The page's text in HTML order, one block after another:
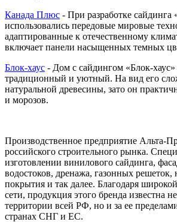
Канада Плюс - При разработке
использовались передовые мировые
адаптированные к отечественному
включает панели насыщенных темных
Блок-хаус - Дом с сайдингом «Блок-
традиционный и уютный. На вид его
натуральной древесины, зато он
и морозов.
Производственное предприятие Альта-
российского строительного рынка.
изготовлении винилового сайдинга,
водостоков, дренажа, газонных решеток,
покрытия и так далее. Благодаря
сети, продукция этого бренда известна
территории всей РФ, но и за ее
странах СНГ и ЕС.